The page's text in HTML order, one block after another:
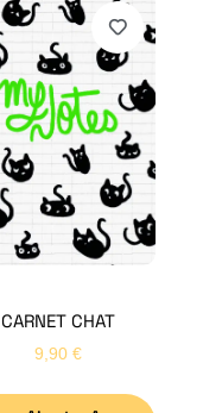
CARNET CHAT
9,90 €